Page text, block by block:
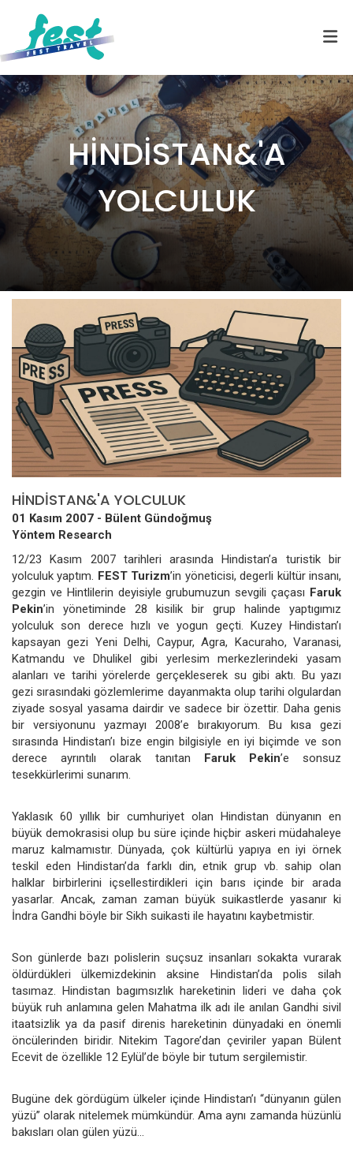
HİNDİSTAN&'A
YOLCULUK
HİNDİSTAN&'A YOLCULUK
01 Kasım 2007 - Bülent Gündoğmuş
Yöntem Research
12/23 Kasım 2007 tarihleri arasında Hindistan’a turistik bir
yolculuk yaptım. FEST Turizm’in yöneticisi, degerli kültür insanı,
gezgin ve Hintlilerin deyisiyle grubumuzun sevgili çaçası Faruk
Pekin’in yönetiminde 28 kisilik bir grup halinde yaptıgımız
yolculuk son derece hızlı ve yogun geçti. Kuzey Hindistan’ı
kapsayan gezi Yeni Delhi, Caypur, Agra, Kacuraho, Varanasi,
Katmandu ve Dhulikel gibi yerlesim merkezlerindeki yasam
alanları ve tarihi yörelerde gerçekleserek su gibi aktı. Bu yazı
gezi sırasındaki gözlemlerime dayanmakta olup tarihi olgulardan
ziyade sosyal yasama dairdir ve sadece bir özettir. Daha genis
bir versiyonunu yazmayı 2008’e bırakıyorum. Bu kısa gezi
sırasında Hindistan’ı bize engin bilgisiyle en iyi biçimde ve son
derece ayrıntılı olarak tanıtan Faruk Pekin’e sonsuz
tesekkürlerimi sunarım.
Yaklasık 60 yıllık bir cumhuriyet olan Hindistan dünyanın en
büyük demokrasisi olup bu süre içinde hiçbir askeri müdahaleye
maruz kalmamıstır. Dünyada, çok kültürlü yapıya en iyi örnek
teskil eden Hindistan’da farklı din, etnik grup vb. sahip olan
halklar birbirlerini içsellestirdikleri için barıs içinde bir arada
yasarlar. Ancak, zaman zaman büyük suikastlerde yasanır ki
İndra Gandhi böyle bir Sikh suikasti ile hayatını kaybetmistir.
Son günlerde bazı polislerin suçsuz insanları sokakta vurarak
öldürdükleri ülkemizdekinin aksine Hindistan’da polis silah
tasımaz. Hindistan bagımsızlık hareketinin lideri ve daha çok
büyük ruh anlamına gelen Mahatma ilk adı ile anılan Gandhi sivil
itaatsizlik ya da pasif direnis hareketinin dünyadaki en önemli
öncülerinden biridir. Nitekim Tagore’dan çeviriler yapan Bülent
Ecevit de özellikle 12 Eylül’de böyle bir tutum sergilemistir.
Bugüne dek gördügüm ülkeler içinde Hindistan’ı “dünyanın gülen
yüzü” olarak nitelemek mümkündür. Ama aynı zamanda hüzünlü
bakısları olan gülen yüzü…